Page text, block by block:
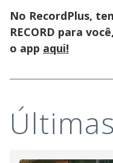
No RecordPlus,
RECORD para
o app aqui!
Últimas